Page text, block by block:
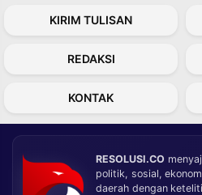
KIRIM TULISAN
REDAKSI
KONTAK
RESOLUSI.CO
politik, sosial,
daerah dengan